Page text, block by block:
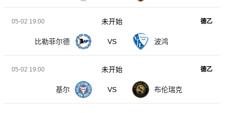
05-02 19:00 德乙
比勒菲尔德 VS 波鸿
未开始
05-02 19:00 德乙
基尔 VS 布伦瑞克
未开始